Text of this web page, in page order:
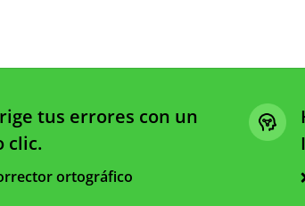
tus errores con un
clic.
ortográfico